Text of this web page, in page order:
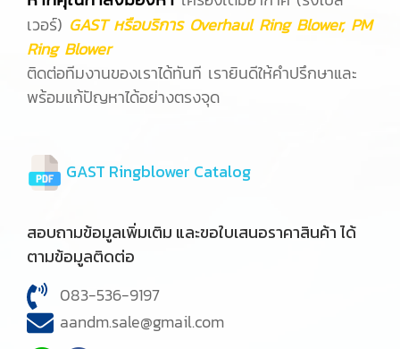
เวอร์) GAST หรือบริการ Overhaul Ring Blower, PM
Ring Blower
ติดต่อทีมงานของเราได้ทันที เรายินดีให้คำปรึกษาและ
พร้อมแก้ปัญหาได้อย่างตรงจุด
GAST Ringblower Catalog
สอบถามข้อมูลเพิ่มเติม และขอใบเสนอราคาสินค้า ได้
ตามข้อมูลติดต่อ
083-536-9197
aandm.sale@gmail.com